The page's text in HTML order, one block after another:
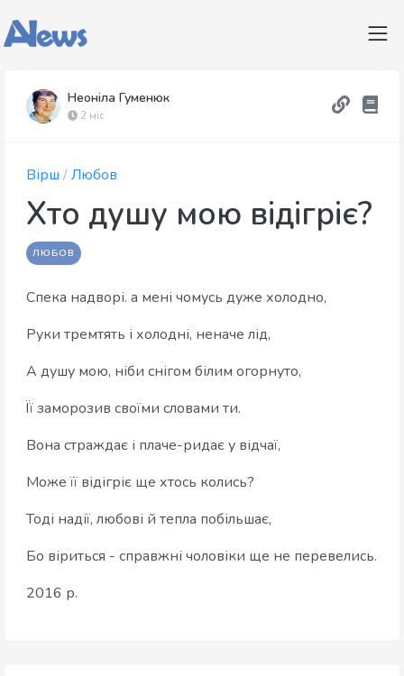
Неоніла Гуменюк
2 міс
Вірш /Любов
Хто душу мою відігріє?
ЛЮБОВ
Спека надворі. а мені чомусь дуже холодно,
Руки тремтять і холодні, неначе лід,
А душу мою, ніби снігом білим огорнуто,
Її заморозив своїми словами ти.
Вона страждає і плаче-ридає у відчаї,
Може її відігріє ще хтось колись?
Тоді надії, любові й тепла побільшає,
Бо віриться - справжні чоловіки ще не перевелись.
2016 р.